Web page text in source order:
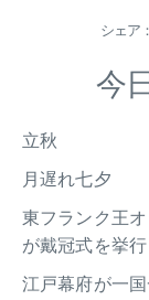
シェア：
今
立秋
月遅れ七夕
東フランク王
が戴冠式を挙行
江戸幕府が一